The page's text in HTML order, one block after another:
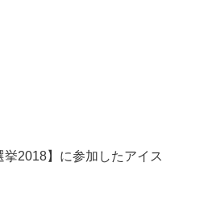
2018】に参加したアイス